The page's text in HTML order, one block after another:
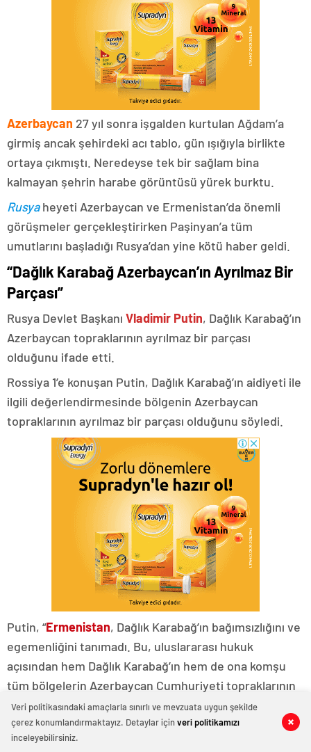
0 0
0 0
0 0
Azerbaycan 27 yıl sonra işgalden kurtulan Ağdam’a
girmiş ancak şehirdeki acı tablo, gün ışığıyla birlikte
ortaya çıkmıştı. Neredeyse tek bir sağlam bina
kalmayan şehrin harabe görüntüsü yürek burktu.
Rusyaheyeti Azerbaycan ve Ermenistan’da önemli
görüşmeler gerçekleştirirken Paşinyan’a tüm
umutlarını başladığı Rusya’dan yine kötü haber geldi.
“Dağlık Karabağ Azerbaycan’ın Ayrılmaz Bir
Parçası”
Rusya Devlet Başkanı Vladimir Putin, Dağlık Karabağ’ın
Azerbaycan topraklarının ayrılmaz bir parçası
olduğunu ifade etti.
Rossiya 1’e konuşan Putin, Dağlık Karabağ’ın aidiyeti ile
ilgili değerlendirmesinde bölgenin Azerbaycan
topraklarının ayrılmaz bir parçası olduğunu söyledi.
Putin, “Ermenistan, Dağlık Karabağ’ın bağımsızlığını ve
egemenliğini tanımadı. Bu, uluslararası hukuk
açısından hem Dağlık Karabağ’ın hem de ona komşu
tüm bölgelerin Azerbaycan Cumhuriyeti topraklarının
ayrılmaz bir parçası olduğu anlamına geliyordu” diye
konuştu.
Veri politikasındaki amaçlarla sınırlı ve mevzuata uygun şekilde
çerez konumlandırmaktayız. Detaylar içinveri politikamızı
inceleyebilirsiniz.